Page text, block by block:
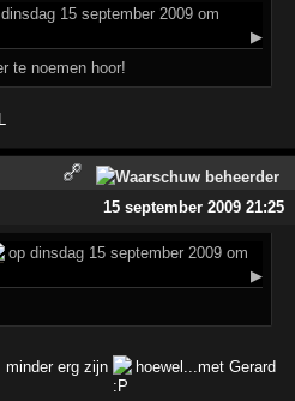
15 september 2009 om
▶
te noemen hoor!
15 september 2009 21:25
op dinsdag 15 september 2009 om
▶
minder erg zijn
hoewel...met Gerard